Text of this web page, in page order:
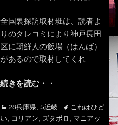
全国裏探訪取材班は、読者よ
りのタレコミにより神戸長田
区に朝鮮人の飯場（はんば）
があるので取材してくれ
続きを読む・・
Categories
28兵庫県 5近畿 Tagsこれはひど
い, コリアン ズタボロ
マニアッ